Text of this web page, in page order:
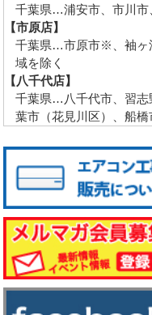
千葉県…浦安市、市川市
【市原店】
千葉県…市原市※、袖
域を除く
【八千代店】
千葉県…八千代市、習志
葉市（花見川区）、船橋